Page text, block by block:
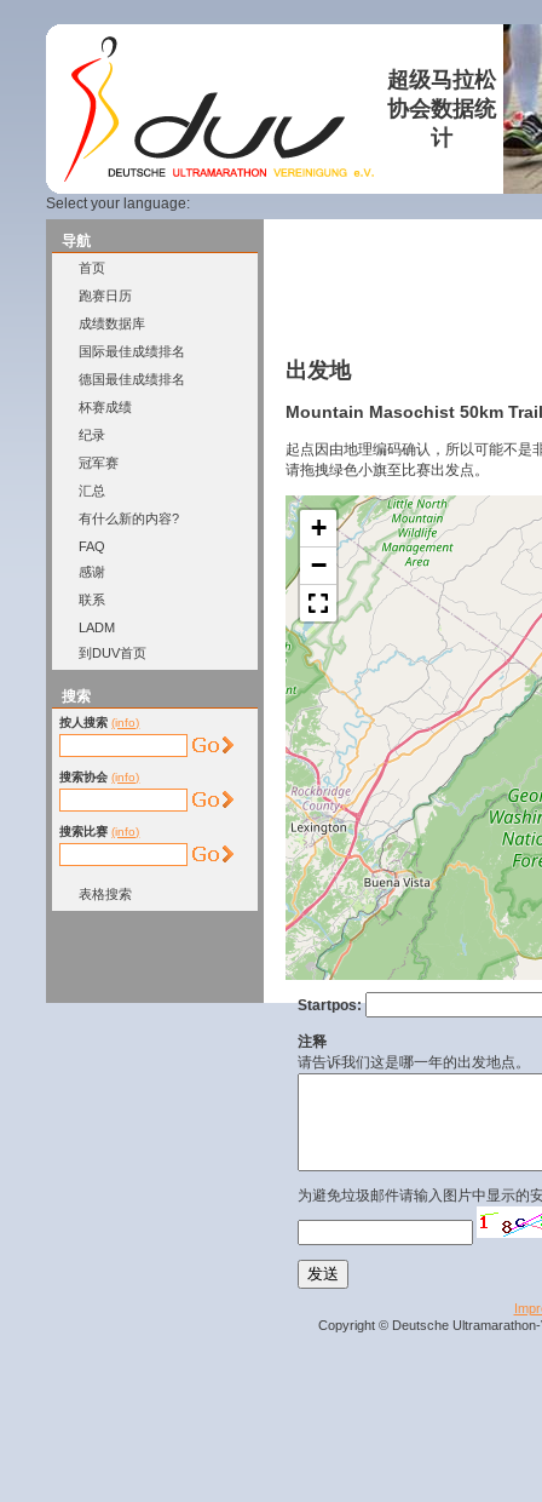
超级马拉松
协会数据统
计
Select your language:
导航
首页
跑赛日历
成绩数据库
国际最佳成绩排名
德国最佳成绩排名
杯赛成绩
纪录
冠军赛
汇总
有什么新的内容?
FAQ
感谢
联系
LADM
到DUV首页
搜索
按人搜索 (info)
搜索协会 (info)
搜索比赛 (info)
表格搜索
出发地
Mountain Masochist 50km
起点因由地理编码确认，所以可能不是
请拖拽绿色小旗至比赛出发点。
+
−
Startpos:
注释
请告诉我们这是哪一年的出发地点。
为避免垃圾邮件请输入图片中显示的
Copyright © Deutsche